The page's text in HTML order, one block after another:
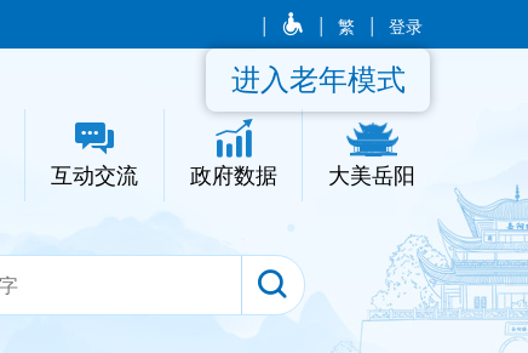
繁 登录
互动交流 政府数据 大美岳阳
进入老年模式